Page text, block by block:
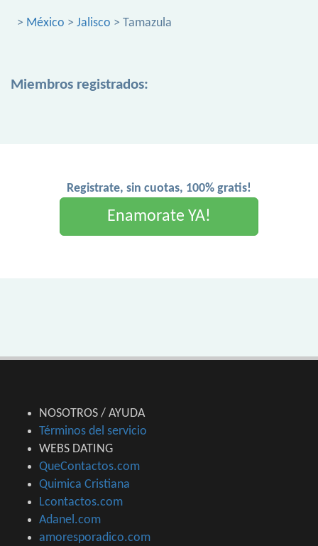
> México > Jalisco > Tamazula
Miembros registrados:
Registrate, sin cuotas, 100% gratis!
Enamorate YA!
NOSOTROS / AYUDA
Términos del servicio
WEBS DATING
QueContactos.com
Quimica Cristiana
Lcontactos.com
Adanel.com
amoresporadico.com